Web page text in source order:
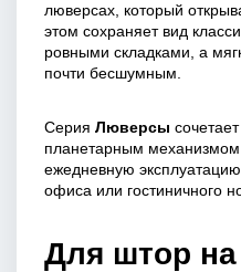
люверсах, который
этом сохраняет вид
ровными складками, а
почти бесшумным.
Серия Люверсы
планетарным
ежедневную
офиса или гостиничного
Для штор